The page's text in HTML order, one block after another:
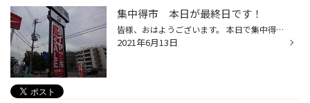
集中得市 本日が最終日です！
皆様、おはようございます。 本日で集中得市最終日となります。お手頃タイヤのセイバーリングもお買い得プライス本日までとなります。 タイヤの交換をご検討のお客様は、ぜひご来店くださいませ。みなさまのご来店心よりお待ちしております。
2021年6月13日